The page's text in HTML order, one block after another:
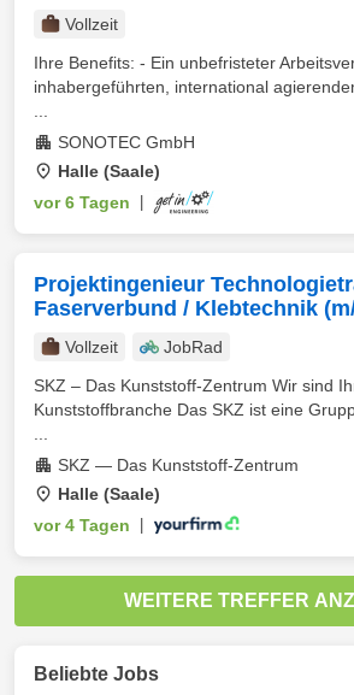
Vollzeit
Ihre Benefits: - Ein unbefristeter
inhabergeführten, international
SONOTEC GmbH
Halle (Saale)
vor 6 Tagen
Projektingenieur
Faserverbund / Klebtechnik
Vollzeit
JobRad
SKZ – Das Kunststoff-Zentrum Wir sind
Kunststoffbranche Das SKZ ist eine
SKZ — Das Kunststoff-Zentrum
Halle (Saale)
vor 4 Tagen
WEITERE TREFFER
Beliebte Jobs